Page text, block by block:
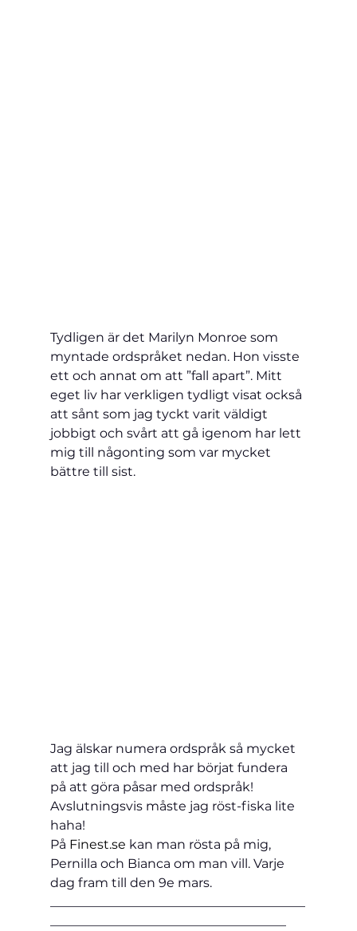
Tydligen är det Marilyn Monroe som
myntade ordspråket nedan. Hon visste
ett och annat om att ”fall apart”. Mitt
eget liv har verkligen tydligt visat också
att sånt som jag tyckt varit väldigt
jobbigt och svårt att gå igenom har lett
mig till någonting som var mycket
bättre till sist.
Jag älskar numera ordspråk så mycket
att jag till och med har börjat fundera
på att göra påsar med ordspråk!
Avslutningsvis måste jag röst-fiska lite
haha!
På Finest.se kan man rösta på mig,
Pernilla och Bianca om man vill. Varje
dag fram till den 9e mars.